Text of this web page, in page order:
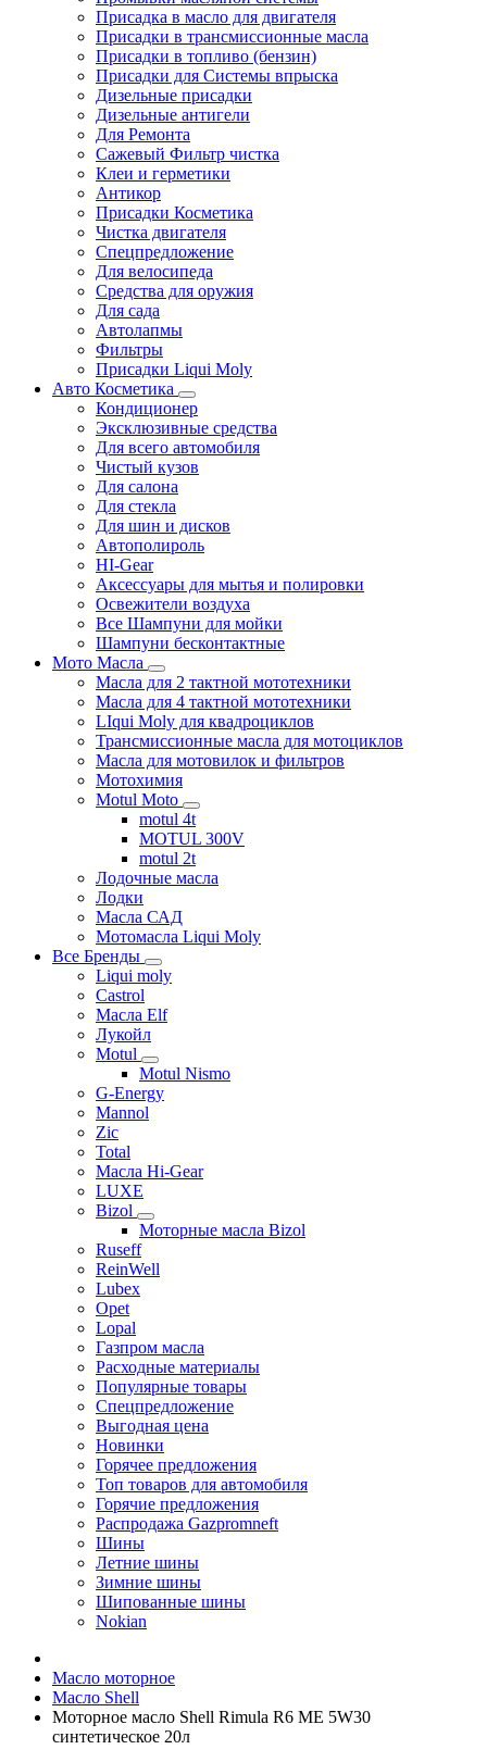
Присадка в масло для двигателя
Присадки в трансмиссионные масла
Присадки в топливо (бензин)
Присадки для Системы впрыска
Дизельные присадки
Дизельные антигели
Для Ремонта
Сажевый Фильтр чистка
Клеи и герметики
Антикор
Присадки Косметика
Чистка двигателя
Спецпредложение
Для велосипеда
Средства для оружия
Для сада
Автолапмы
Фильтры
Присадки Liqui Moly
Авто Косметика
Кондиционер
Эксклюзивные средства
Для всего автомобиля
Чистый кузов
Для салона
Для стекла
Для шин и дисков
Автополироль
HI-Gear
Аксессуары для мытья и полировки
Освежители воздуха
Все Шампуни для мойки
Шампуни бесконтактные
Мото Масла
Масла для 2 тактной мототехники
Масла для 4 тактной мототехники
LIqui Moly для квадроциклов
Трансмиссионные масла для мотоциклов
Масла для мотовилок и фильтров
Мотохимия
Motul Moto
motul 4t
MOTUL 300V
motul 2t
Лодочные масла
Лодки
Масла САД
Мотомасла Liqui Moly
Все Бренды
Liqui moly
Castrol
Масла Elf
Лукойл
Motul
Motul Nismo
G-Energy
Mannol
Zic
Total
Масла Hi-Gear
LUXE
Bizol
Моторные масла Bizol
Ruseff
ReinWell
Lubex
Opet
Lopal
Газпром масла
Расходные материалы
Популярные товары
Спецпредложение
Выгодная цена
Новинки
Горячее предложения
Топ товаров для автомобиля
Горячие предложения
Распродажа Gazpromneft
Шины
Летние шины
Зимние шины
Шипованные шины
Nokian
Масло моторное
Масло Shell
Моторное масло Shell Rimula R6 MЕ 5W30
синтетическое 20л